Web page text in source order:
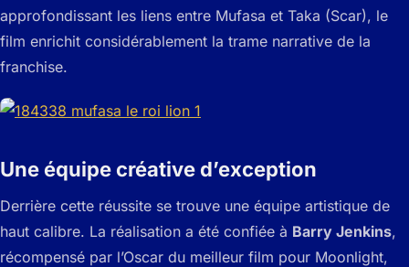
approfondissant les liens entre Mufasa et Taka (Scar), le
film enrichit considérablement la trame narrative de la
franchise.
Une équipe créative d’exception
Derrière cette réussite se trouve une équipe artistique de
haut calibre. La réalisation a été confiée à Barry Jenkins,
récompensé par l’Oscar du meilleur film pour Moonlight,